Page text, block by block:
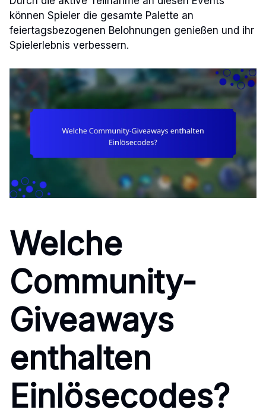
können Spieler die gesamte Palette an
feiertagsbezogenen Belohnungen genießen und ihr
Spielerlebnis verbessern.
Welche
Community-
Giveaways
enthalten
Einlösecodes?